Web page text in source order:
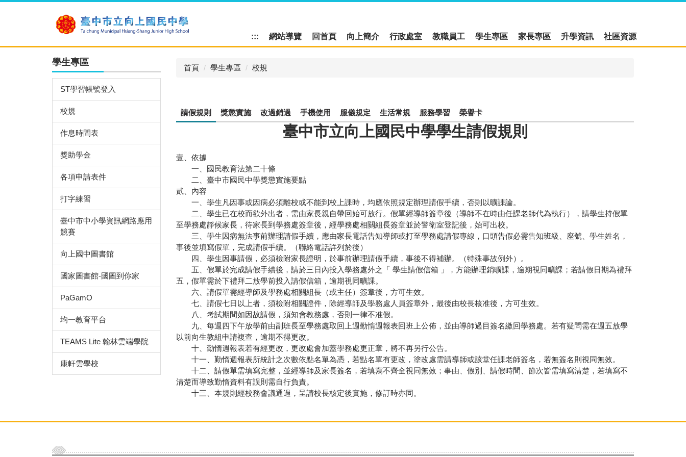
::: 網站導覽 回首頁 向上簡介 行政處室 教職員工 學生專區 家長專區 升學資訊 社區資源
學生專區
ST學習帳號登入
校規
作息時間表
獎助學金
各項申請表件
打字練習
臺中市中小學資訊網路應用
競賽
向上國中圖書館
國家圖書館-國圖到你家
PaGamO
均一教育平台
TEAMS Lite 翰林雲端學院
康軒雲學校
首頁 學生專區 校規
請假規則 獎懲實施 改過銷過 手機使用 服儀規定 生活常規 服務學習 榮譽卡
臺中市立向上國民中學學生請假規則
壹、依據
一、國民教育法第二十條
二、臺中市國民中學獎懲實施要點
貳、內容
一、學生凡因事或因病必須離校或不能到校上課時，均應依照規定辦理請假手續，否則以曠課論。
二、學生已在校而欲外出者，需由家長親自帶回始可放行。假單經導師簽章後（導師不在時由任課老師代為執行），請學生持假單
至學務處靜候家長，待家長到學務處簽章後，經學務處相關組長簽章並於警衛室登記後，始可出校。
三、學生因病無法事前辦理請假手續，應由家長電話告知導師或打至學務處請假專線，口頭告假必需告知班級、座號、學生姓名，
事後並填寫假單，完成請假手續。（聯絡電話詳列於後）
四、學生因事請假，必須檢附家長證明，於事前辦理請假手續，事後不得補辦。（特殊事故例外）。
五、假單於完成請假手續後，請於三日內投入學務處外之「 學生請假信箱 」，方能辦理銷曠課，逾期視同曠課；若請假日期為禮拜
五，假單需於下禮拜二放學前投入請假信箱，逾期視同曠課。
六、請假單需經導師及學務處相關組長（或主任）簽章後，方可生效。
七、請假七日以上者，須檢附相關證件，除經導師及學務處人員簽章外，最後由校長核准後，方可生效。
八、考試期間如因故請假，須知會教務處，否則一律不准假。
九、每週四下午放學前由副班長至學務處取回上週勤惰週報表回班上公佈，並由導師過目簽名繳回學務處。若有疑問需在週五放學
以前向生教組申請複查，逾期不得更改。
十、勤惰週報表若有經更改，更改處會加蓋學務處更正章，將不再另行公告。
十一、勤惰週報表所統計之次數依點名單為憑，若點名單有更改，塗改處需請導師或該堂任課老師簽名，若無簽名則視同無效。
十二、請假單需填寫完整，並經導師及家長簽名，若填寫不齊全視同無效；事由、假別、請假時間、節次皆需填寫清楚，若填寫不
清楚而導致勤惰資料有誤則需自行負責。
十三、本規則經校務會議通過，呈請校長核定後實施，修訂時亦同。